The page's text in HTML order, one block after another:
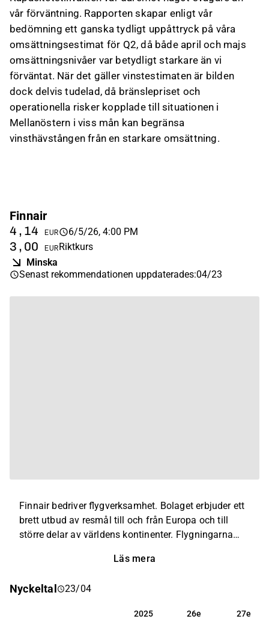
vår förväntning. Rapporten skapar enligt vår
bedömning ett ganska tydligt uppåttryck på våra
omsättningsestimat för Q2, då både april och majs
omsättningsnivåer var betydligt starkare än vi
förväntat. När det gäller vinstestimaten är bilden
dock delvis tudelad, då bränslepriset och
operationella risker kopplade till situationen i
Mellanöstern i viss mån kan begränsa
vinsthävstången från en starkare omsättning.
Finnair
4,14 EUR 6/5/26, 4:00 PM
3,00 EURRiktkurs
Minska
Senast rekommendationen uppdaterades:04/23
Finnair bedriver flygverksamhet. Bolaget erbjuder ett
brett utbud av resmål till och från Europa och till
större delar av världens kontinenter. Flygningarna
Asien. Utöver reguljära flygningar erbjuder bolaget
1923 och har sitt huvudkontor i Vanda, Finland.
Läs mera
Nyckeltal 23/04
2025 26e 27e
2025 26e 27e